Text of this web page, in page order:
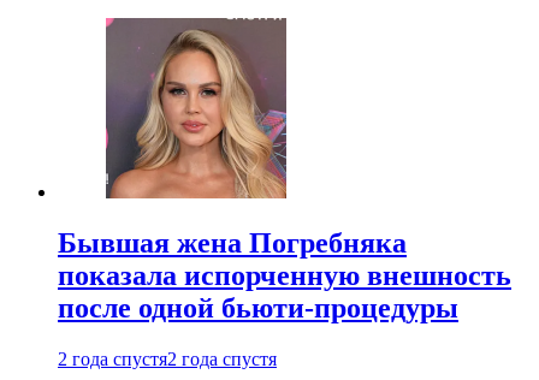
Бывшая жена Погребняка
показала испорченную внешность
после одной бьюти-процедуры
2 года спустя2 года спустя